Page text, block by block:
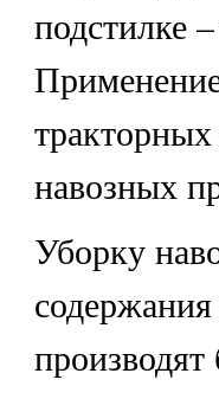
подстилке
навозных
Уборку
содержания